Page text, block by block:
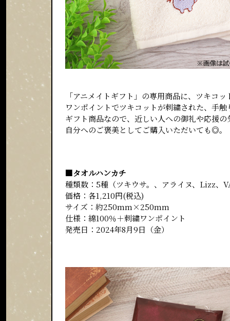
「アニメイトギフト」の専用商品に、ツキコ
ワンポイントでツキコットが刺繍された、手
ギフト商品なので、近しい人への御礼や応援
自分へのご褒美としてご購入いただいても◎。
■タオルハンカチ
種類数：5種（ツキウサ。、アライヌ、Lizz、
価格：各1,210円(税込)
サイズ：約250mm×250mm
仕様：綿100％＋刺繍ワンポイント
発売日：2024年8月9日（金）